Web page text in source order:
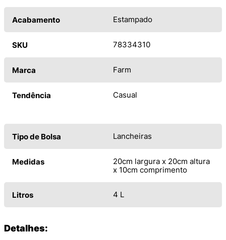
Acabamento Estampado
SKU 78334310
Marca Farm
Tendência Casual
Tipo de Bolsa Lancheiras
Medidas
20cm largura x 20cm altura
x 10cm comprimento
Litros 4 L
Detalhes: